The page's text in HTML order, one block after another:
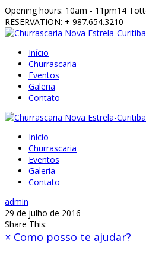
Opening hours: 10am - 11pm14
RESERVATION: + 987.654.3210
Início
Churrascaria
Eventos
Galeria
Contato
Início
Churrascaria
Eventos
Galeria
Contato
admin
29 de julho de 2016
Share This:
× Como posso te ajudar?